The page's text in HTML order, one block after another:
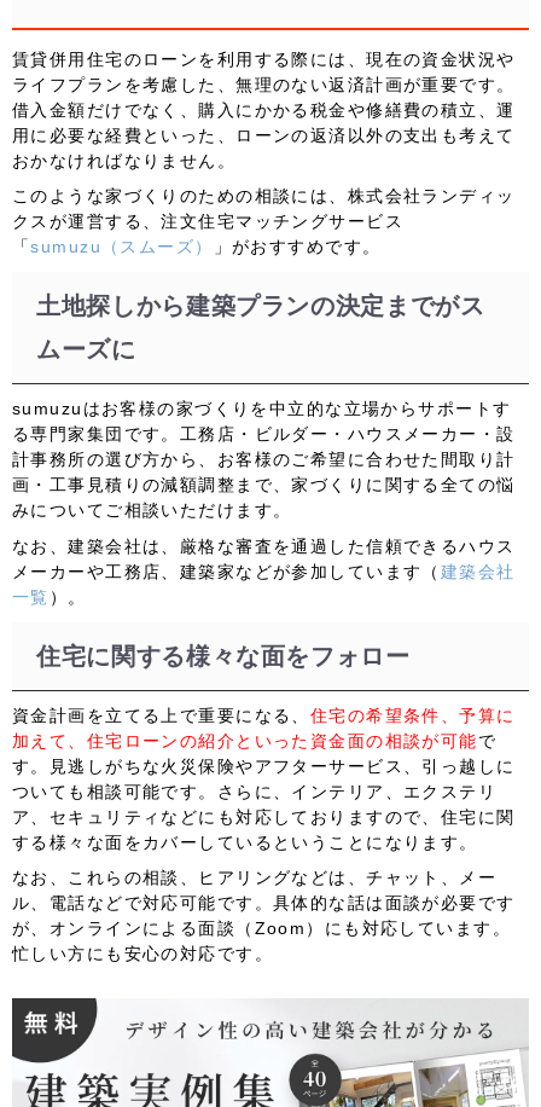
賃貸併用住宅のローンを利用する際には、現在の資金状況や
ライフプランを考慮した、無理のない返済計画が重要です。
借入金額だけでなく、購入にかかる税金や修繕費の積立、運
用に必要な経費といった、ローンの返済以外の支出も考えて
おかなければなりません。
このような家づくりのための相談には、株式会社ランディッ
クスが運営する、注文住宅マッチングサービス
「sumuzu（スムーズ） 」がおすすめです。
土地探しから建築プランの決定までがス
ムーズに
sumuzu はお客様の家づくりを中立的な立場からサポートす
る専門家集団です。工務店・ビルダー・ハウスメーカー・設
計事務所の選び方から、お客様のご希望に合わせた間取り計
画・工事見積りの減額調整まで、家づくりに関する全ての悩
みについてご相談いただけます。
なお、建築会社は、厳格な審査を通過した信頼できるハウス
メーカーや工務店、建築家などが参加しています（ 建築会社
一覧 ）。
住宅に関する様々な面をフォロー
資金計画を立てる上で重要になる、 住宅の希望条件、予算に
加えて、住宅ローンの紹介といった資金面の相談が可能で
す。見逃しがちな火災保険やアフターサービス、引っ越し に
ついても相談可能です。さらに、 インテリア、エクステリ
ア、セキュリティ などにも対応しておりますので、住宅に関
する様々な面をカバーしているということになります。
なお、これらの相談、ヒアリングなどは、チャット、メー
ル、電話などで対応可能です。具体的な話は面談が必要です
が、 オンラインによる面談（Zoom）にも対応 しています。
忙しい方にも安心の対応です。